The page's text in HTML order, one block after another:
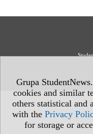
Grupa
cookies and similar
others statistical and
with the Privacy
for storage or